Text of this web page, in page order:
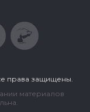
права защищены.
материалов